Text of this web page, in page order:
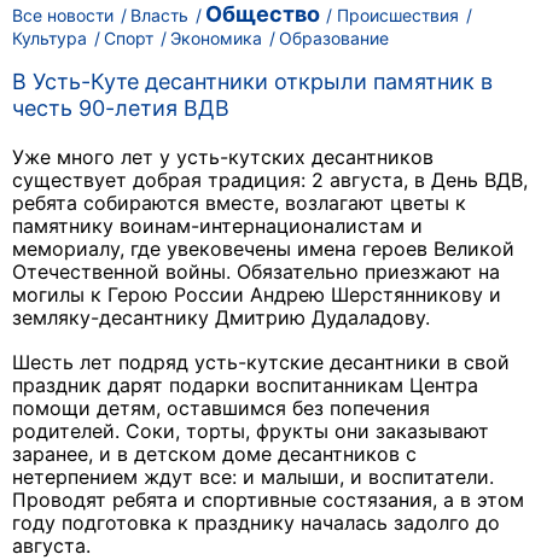
Все новости Власть Общество
Происшествия
Культура
Спорт Экономика Образование
В Усть-Куте десантники открыли памятник в
честь 90-летия ВДВ
Уже много лет у усть-кутских десантников
существует добрая традиция: 2 августа, в День ВДВ,
ребята собираются вместе, возлагают цветы к
памятнику воинам-интернационалистам и
мемориалу, где увековечены имена героев Великой
Отечественной войны. Обязательно приезжают на
могилы к Герою России Андрею Шерстянникову и
земляку-десантнику Дмитрию Дудаладову.
Шесть лет подряд усть-кутские десантники в свой
праздник дарят подарки воспитанникам Центра
помощи детям, оставшимся без попечения
родителей. Соки, торты, фрукты они заказывают
заранее, и в детском доме десантников с
нетерпением ждут все: и малыши, и воспитатели.
Проводят ребята и спортивные состязания, а в этом
году подготовка к празднику началась задолго до
августа.